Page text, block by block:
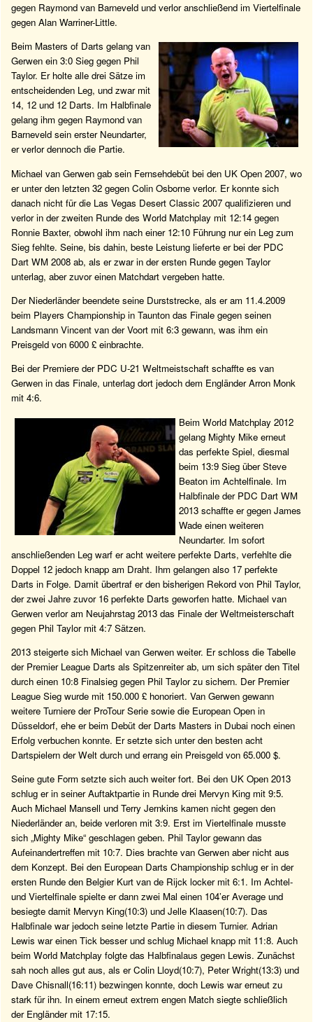
gegen Raymond van Barneveld und verlor anschließend im Viertelfinale
gegen Alan Warriner-Little.
Beim Masters of Darts gelang van
Gerwen ein 3:0 Sieg gegen Phil
Taylor. Er holte alle drei Sätze im
entscheidenden Leg, und zwar mit
14, 12 und 12 Darts. Im Halbfinale
gelang ihm gegen Raymond van
Barneveld sein erster Neundarter,
er verlor dennoch die Partie.
Michael van Gerwen gab sein Fernsehdebüt bei den UK Open 2007, wo
er unter den letzten 32 gegen Colin Osborne verlor. Er konnte sich
danach nicht für die Las Vegas Desert Classic 2007 qualifizieren und
verlor in der zweiten Runde des World Matchplay mit 12:14 gegen
Ronnie Baxter, obwohl ihm nach einer 12:10 Führung nur ein Leg zum
Sieg fehlte. Seine, bis dahin, beste Leistung lieferte er bei der PDC
Dart WM 2008 ab, als er zwar in der ersten Runde gegen Taylor
unterlag, aber zuvor einen Matchdart vergeben hatte.
Der Niederländer beendete seine Durststrecke, als er am 11.4.2009
beim Players Championship in Taunton das Finale gegen seinen
Landsmann Vincent van der Voort mit 6:3 gewann, was ihm ein
Preisgeld von 6000 £ einbrachte.
Bei der Premiere der PDC U-21 Weltmeistschaft schaffte es van
Gerwen in das Finale, unterlag dort jedoch dem Engländer Arron Monk
mit 4:6.
Beim World Matchplay 2012
gelang Mighty Mike erneut
das perfekte Spiel, diesmal
beim 13:9 Sieg über Steve
Beaton im Achtelfinale. Im
Halbfinale der PDC Dart WM
2013 schaffte er gegen James
Wade einen weiteren
Neundarter. Im sofort
anschließenden Leg warf er acht weitere perfekte Darts, verfehlte die
Doppel 12 jedoch knapp am Draht. Ihm gelangen also 17 perfekte
Darts in Folge. Damit übertraf er den bisherigen Rekord von Phil Taylor,
der zwei Jahre zuvor 16 perfekte Darts geworfen hatte. Michael van
Gerwen verlor am Neujahrstag 2013 das Finale der Weltmeisterschaft
gegen Phil Taylor mit 4:7 Sätzen.
2013 steigerte sich Michael van Gerwen weiter. Er schloss die Tabelle
der Premier League Darts als Spitzenreiter ab, um sich später den Titel
durch einen 10:8 Finalsieg gegen Phil Taylor zu sichern. Der Premier
League Sieg wurde mit 150.000 £ honoriert. Van Gerwen gewann
weitere Turniere der ProTour Serie sowie die European Open in
Düsseldorf, ehe er beim Debüt der Darts Masters in Dubai noch einen
Erfolg verbuchen konnte. Er setzte sich unter den besten acht
Dartspielern der Welt durch und errang ein Preisgeld von 65.000 $.
Seine gute Form setzte sich auch weiter fort. Bei den UK Open 2013
schlug er in seiner Auftaktpartie in Runde drei Mervyn King mit 9:5.
Auch Michael Mansell und Terry Jernkins kamen nicht gegen den
Niederländer an, beide verloren mit 3:9. Erst im Viertelfinale musste
sich „Mighty Mike“ geschlagen geben. Phil Taylor gewann das
Aufeinandertreffen mit 10:7. Dies brachte van Gerwen aber nicht aus
dem Konzept. Bei den European Darts Championship schlug er in der
ersten Runde den Belgier Kurt van de Rijck locker mit 6:1. Im Achtel-
und Viertelfinale spielte er dann zwei Mal einen 104’er Average und
besiegte damit Mervyn King(10:3) und Jelle Klaasen(10:7). Das
Halbfinale war jedoch seine letzte Partie in diesem Turnier. Adrian
Lewis war einen Tick besser und schlug Michael knapp mit 11:8. Auch
beim World Matchplay folgte das Halbfinalaus gegen Lewis. Zunächst
sah noch alles gut aus, als er Colin Lloyd(10:7), Peter Wright(13:3) und
Dave Chisnall(16:11) bezwingen konnte, doch Lewis war erneut zu
stark für ihn. In einem erneut extrem engen Match siegte schließlich
der Engländer mit 17:15.